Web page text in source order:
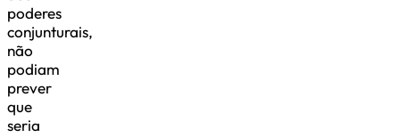
poderes
conjunturais,
não
podiam
prever
que
seria